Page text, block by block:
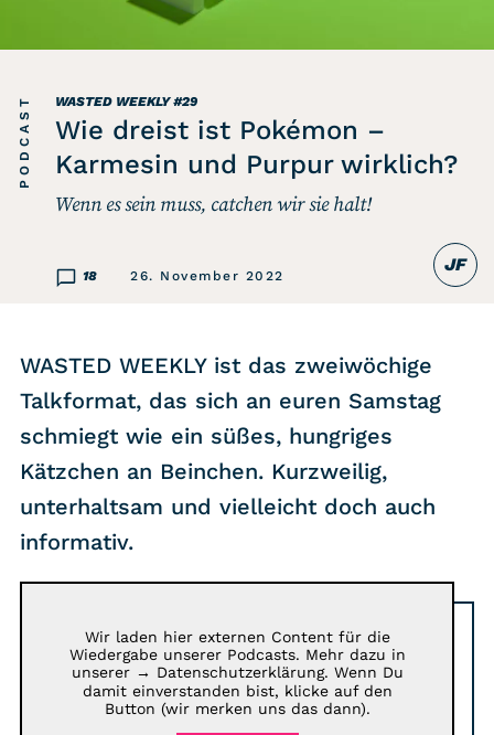
Hören
Alle Podcasts
WASTED WEEKLY
Last Game Standing
Top 5
Random
RSS-Feed
COMMUNITY
DATENSCHUTZ
KONTAKT
WASTED WEEKLY#29
Wie dreist ist Pokémon –
Karmesin und Purpur wirklich?
Wenn es sein muss, catchen wir sie halt!
18 26. November 2022
PODCAST
JF
WASTED WEEKLY ist das zweiwöchige
Talkformat, das sich an euren Samstag
schmiegt wie ein süßes, hungriges
Kätzchen an Beinchen. Kurzweilig,
unterhaltsam und vielleicht doch auch
informativ.
Wir laden hier externen Content für die
Wiedergabe unserer Podcasts. Mehr dazu in
unserer → Datenschutzerklärung. Wenn Du
damit einverstanden bist, klicke auf den
Button (wir merken uns das dann).